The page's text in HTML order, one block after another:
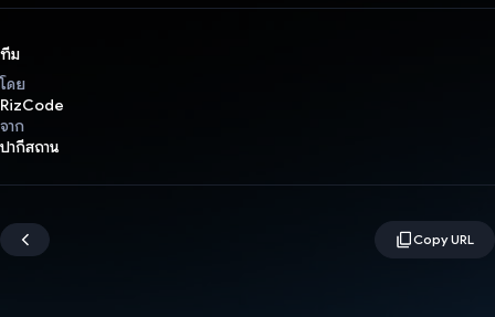
ทีม
โดย
RizCode
จาก
ปากีสถาน